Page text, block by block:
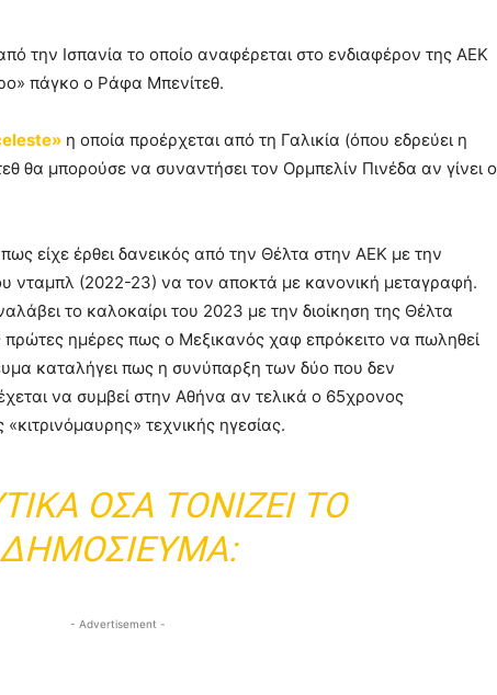
την Ισπανία το οποίο αναφέρεται στο ενδιαφέρον της ΑΕΚ
πάγκο ο Ράφα Μπενίτεθ.
η οποία προέρχεται από τη Γαλικία (όπου εδρεύει η
θα μπορούσε να συναντήσει τον Ορμπελίν Πινέδα αν γίνει ο
είχε έρθει δανεικός από την Θέλτα στην ΑΕΚ με την
νταμπλ (2022-23) να τον αποκτά με κανονική μεταγραφή.
το καλοκαίρι του 2023 με την διοίκηση της Θέλτα
πρώτες ημέρες πως ο Μεξικανός χαφ επρόκειτο να πωληθεί
καταλήγει πως η συνύπαρξη των δύο που δεν
να συμβεί στην Αθήνα αν τελικά ο 65χρονος
τεχνικής ηγεσίας.
ΌΣΑ ΤΟΝΊΖΕΙ ΤΟ
ΔΗΜΟΣΊΕΥΜΑ:
- Advertisement -